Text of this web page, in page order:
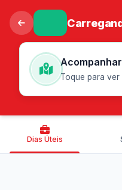
Toque para
Dias Úteis